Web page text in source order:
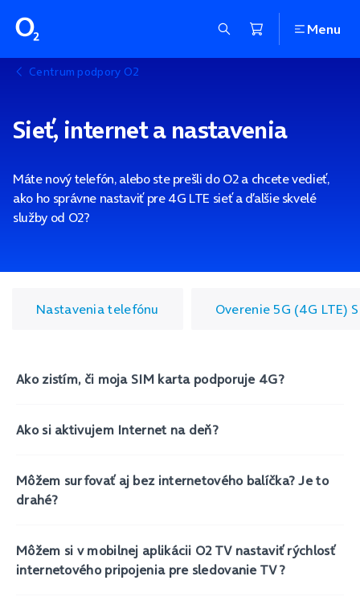
Menu
Centrum podpory O2
Sieť, internet a nastavenia
Máte nový telefón, alebo ste prešli do O2 a chcete vedieť,
ako ho správne nastaviť pre 4G LTE sieť a ďalšie skvelé
služby od O2?
Nastavenia telefónu Overenie 5G (4G LTE)
Ako zistím, či moja SIM karta podporuje 4G?
Ako si aktivujem Internet na deň?
Môžem surfovať aj bez internetového balíčka? Je to
drahé?
Môžem si v mobilnej aplikácii O2 TV nastaviť rýchlosť
internetového pripojenia pre sledovanie TV?